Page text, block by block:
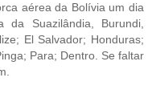
aérea da Bolívia um dia
Suazilândia, Burundi,
El Salvador; Honduras;
Para; Dentro. Se faltar